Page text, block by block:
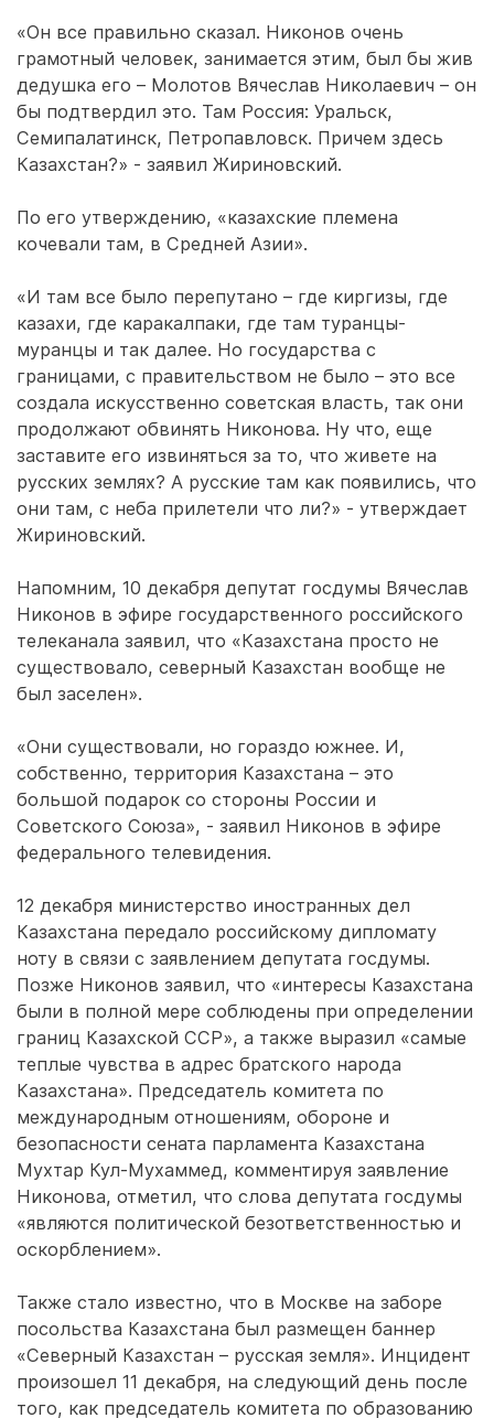
«Он все правильно сказал. Никонов очень
грамотный человек, занимается этим, был бы жив
дедушка его – Молотов Вячеслав Николаевич – он
бы подтвердил это. Там Россия: Уральск,
Семипалатинск, Петропавловск. Причем здесь
Казахстан?» - заявил Жириновский.
По его утверждению, «казахские племена
кочевали там, в Средней Азии».
«И там все было перепутано – где киргизы, где
казахи, где каракалпаки, где там туранцы-
муранцы и так далее. Но государства с
границами, с правительством не было – это все
создала искусственно советская власть, так они
продолжают обвинять Никонова. Ну что, еще
заставите его извиняться за то, что живете на
русских землях? А русские там как появились, что
они там, с неба прилетели что ли?» - утверждает
Жириновский.
Напомним, 10 декабря депутат госдумы Вячеслав
Никонов в эфире государственного российского
телеканала заявил, что «Казахстана просто не
существовало, северный Казахстан вообще не
был заселен».
«Они существовали, но гораздо южнее. И,
собственно, территория Казахстана – это
большой подарок со стороны России и
Советского Союза», - заявил Никонов в эфире
федерального телевидения.
12 декабря министерство иностранных дел
Казахстана передало российскому дипломату
ноту в связи с заявлением депутата госдумы.
Позже Никонов заявил, что «интересы Казахстана
были в полной мере соблюдены при определении
границ Казахской ССР», а также выразил «самые
теплые чувства в адрес братского народа
Казахстана». Председатель комитета по
международным отношениям, обороне и
безопасности сената парламента Казахстана
Мухтар Кул-Мухаммед, комментируя заявление
Никонова, отметил, что слова депутата госдумы
«являются политической безответственностью и
оскорблением».
Также стало известно, что в Москве на заборе
посольства Казахстана был размещен баннер
«Северный Казахстан – русская земля». Инцидент
произошел 11 декабря, на следующий день после
того, как председатель комитета по образованию